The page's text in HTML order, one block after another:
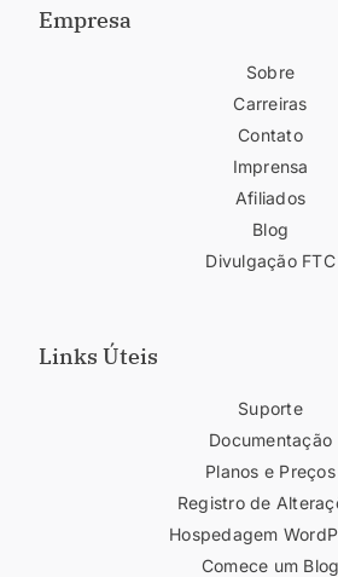
Empresa
Sobre
Carreiras
Contato
Imprensa
Afiliados
Blog
Divulgação FTC
Links Úteis
Suporte
Documentação
Planos e Preços
Registro de
Hospedagem
Comece um Blog